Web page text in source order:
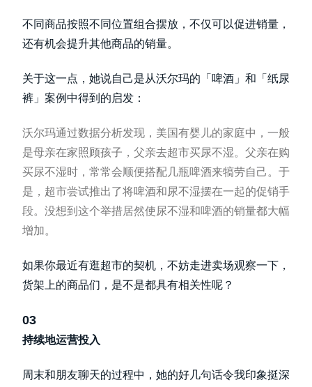
不同商品按照不同位置组合摆放，不仅可以促进销量，
还有机会提升其他商品的销量。
关于这一点，她说自己是从沃尔玛的「啤酒」和「纸尿
裤」案例中得到的启发：
沃尔玛通过数据分析发现，美国有婴儿的家庭中，一般
是母亲在家照顾孩子，父亲去超市买尿不湿。父亲在购
买尿不湿时，常常会顺便搭配几瓶啤酒来犒劳自己。于
是，超市尝试推出了将啤酒和尿不湿摆在一起的促销手
段。没想到这个举措居然使尿不湿和啤酒的销量都大幅
增加。
如果你最近有逛超市的契机，不妨走进卖场观察一下，
货架上的商品们，是不是都具有相关性呢？
03
持续地运营投入
周末和朋友聊天的过程中，她的好几句话令我印象挺深